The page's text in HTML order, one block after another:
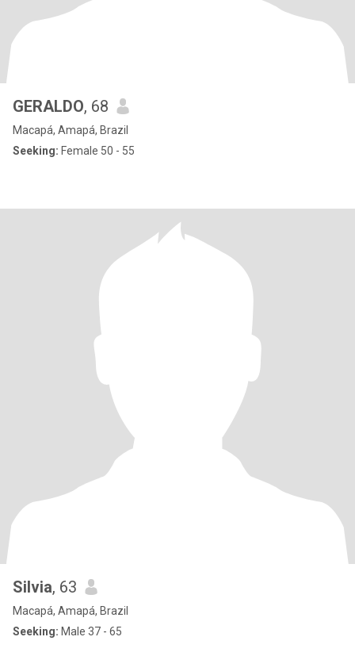
GERALDO, 68
Macapá, Amapá, Brazil
Seeking: Female 50 - 55
Silvia, 63
Macapá, Amapá, Brazil
Seeking: Male 37 - 65